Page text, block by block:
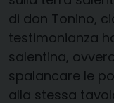
di don Tonino,
testimonianza
salentina,
spalancare le
alla stessa